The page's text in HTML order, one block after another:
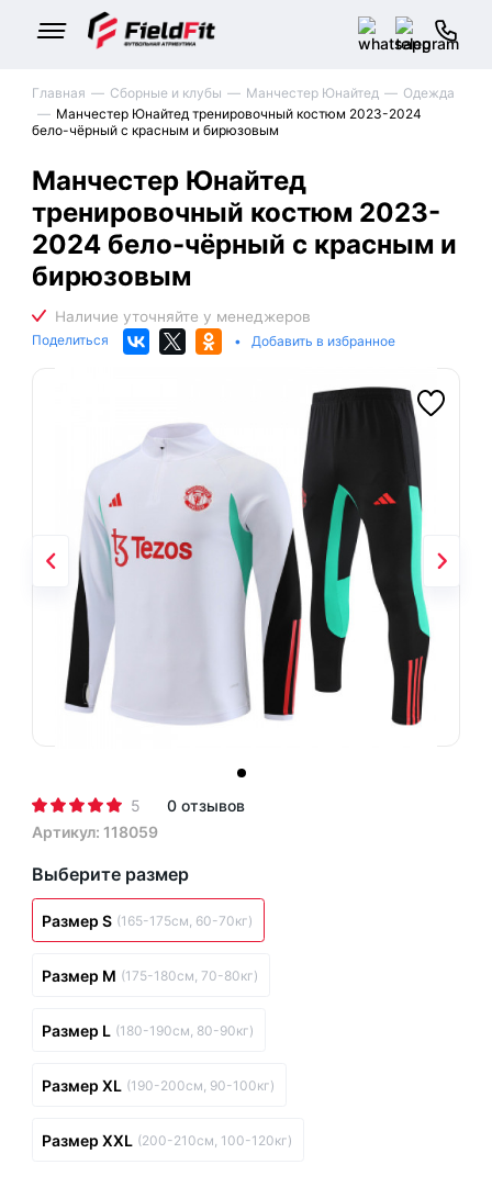
Главная Сборные и клубы Манчестер Юнайтед
Одежда
Манчестер Юнайтед тренировочный костюм 2023-2024
бело-чёрный с красным и бирюзовым
Манчестер Юнайтед
тренировочный костюм 2023-
2024 бело-чёрный с красным и
бирюзовым
Поделиться • Добавить в избранное
5
0 отзывов
Артикул: 118059
Выберите размер
Размер S (165-175см, 60-70кг)
Размер M (175-180см, 70-80кг)
Размер L (180-190см, 80-90кг)
Размер XL (190-200см, 90-100кг)
Размер XXL (200-210см, 100-120кг)